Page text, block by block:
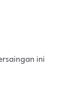
ini